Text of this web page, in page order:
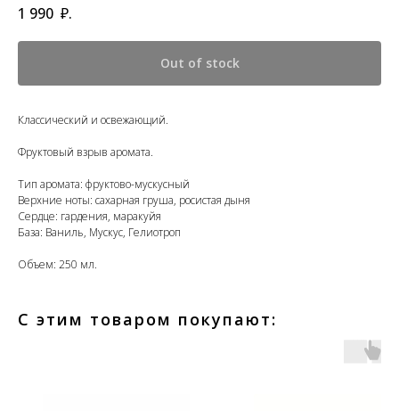
1 990 ₽.
Out of stock
Классический и освежающий.
Фруктовый взрыв аромата.
Тип аромата: фруктово-мускусный
Верхние ноты: сахарная груша, росистая дыня
Сердце: гардения, маракуйя
База: Ваниль, Мускус, Гелиотроп
Объем: 250 мл.
С этим товаром покупают: